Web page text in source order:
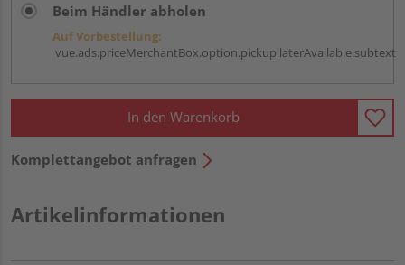
Beim Händler abholen
Auf Vorbestellung:
vue.ads.priceMerchantBox.option.pickup.laterAvailable.subtext
In den Warenkorb
Komplettangebot anfragen
Artikelinformationen